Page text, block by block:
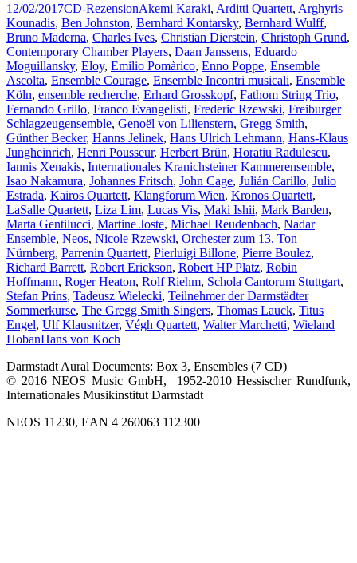
12/02/2017CD-RezensionAkemi Karaki, Arditti Quartett, Arghyris
Kounadis, Ben Johnston, Bernhard Kontarsky, Bernhard Wulff,
Bruno Maderna, Charles Ives, Christian Dierstein, Christoph Grund,
Contemporary Chamber Players, Daan Janssens, Eduardo
Moguillansky, Eloy, Emilio Pomàrico, Enno Poppe, Ensemble
Ascolta, Ensemble Courage, Ensemble Incontri musicali, Ensemble
Köln, ensemble recherche, Erhard Grosskopf, Fathom String Trio,
Fernando Grillo, Franco Evangelisti, Frederic Rzewski, Freiburger
Schlagzeugensemble, Genoël von Lilienstern, Gregg Smith,
Günther Becker, Hanns Jelinek, Hans Ulrich Lehmann, Hans-Klaus
Jungheinrich, Henri Pousseur, Herbert Brün, Horatiu Radulescu,
Iannis Xenakis, Internationales Kranichsteiner Kammerensemble,
Isao Nakamura, Johannes Fritsch, John Cage, Julián Carillo, Julio
Estrada, Kairos Quartett, Klangforum Wien, Kronos Quartett,
LaSalle Quartett, Liza Lim, Lucas Vis, Maki Ishii, Mark Barden,
Marta Gentilucci, Martine Joste, Michael Reudenbach, Nadar
Ensemble, Neos, Nicole Rzewski, Orchester zum 13. Ton
Nürnberg, Parrenin Quartett, Pierluigi Billone, Pierre Boulez,
Richard Barrett, Robert Erickson, Robert HP Platz, Robin
Hoffmann, Roger Heaton, Rolf Riehm, Schola Cantorum Stuttgart,
Stefan Prins, Tadeusz Wielecki, Teilnehmer der Darmstädter
Sommerkurse, The Gregg Smith Singers, Thomas Lauck, Titus
Engel, Ulf Klausnitzer, Végh Quartett, Walter Marchetti, Wieland
HobanHans von Koch
Darmstadt Aural Documents: Box 3, Ensembles (7 CD)
© 2016 NEOS Music GmbH, 1952-2010 Hessischer Rundfunk,
Internationales Musikinstitut Darmstadt
NEOS 11230, EAN 4 260063 112300